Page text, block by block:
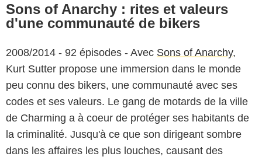
Sons of Anarchy : rites et valeurs
d'une communauté de bikers
2008/2014 - 92 épisodes - Avec Sons of Anarchy,
Kurt Sutter propose une immersion dans le monde
peu connu des bikers, une communauté avec ses
codes et ses valeurs. Le gang de motards de la ville
de Charming a à coeur de protéger ses habitants de
la criminalité. Jusqu'à ce que son dirigeant sombre
dans les affaires les plus louches, causant des